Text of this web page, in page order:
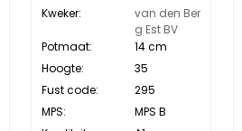
Kweker:
van den Ber
g Est BV
Potmaat:
14 cm
Hoogte:
35
Fust code:
295
MPS:
MPS B